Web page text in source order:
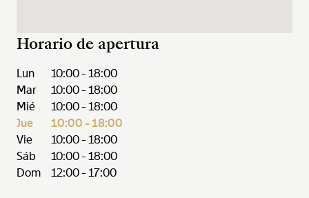
Horario de apertura
Lun
10:00 - 18:00
Mar
10:00 - 18:00
Mié
10:00 - 18:00
Jue
10:00 - 18:00
Vie
10:00 - 18:00
Sáb
10:00 - 18:00
Dom
12:00 - 17:00